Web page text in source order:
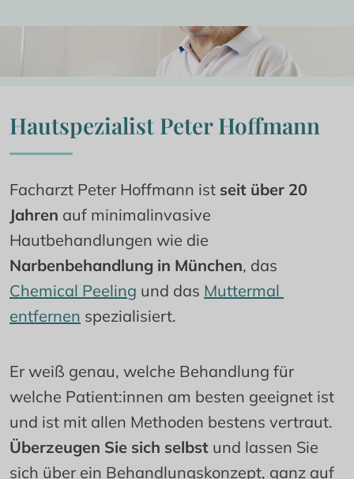
Hautspezialist Peter Hoffmann
Facharzt Peter Hoffmann ist seit über 20
Jahren auf minimalinvasive
Narbenbehandlung in München
Chemical Peeling und das Muttermal
entfernen spezialisiert.
Er weiß genau, welche Behandlung für
welche Patient:innen am besten geeignet ist
Überzeugen Sie sich selbst und lassen Sie
sich über ein Behandlungskonzept, ganz auf